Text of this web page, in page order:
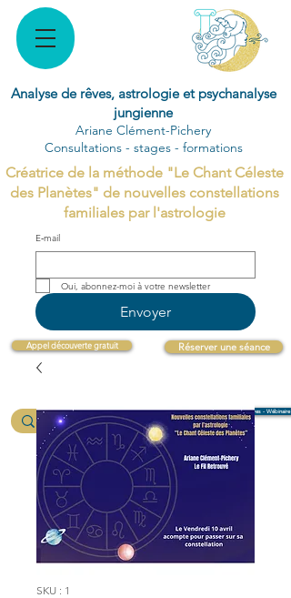
Analyse de rêves, astrologie et psychanalyse
jungienne
Ariane Clément-Pichery
Consultations - stages - formations
Créatrice de la méthode "Le Chant Céleste
des Planètes" de nouvelles constellations
familiales par l'astrologie
E‑mail
Envoyer
Appel découverte gratuit Réserver une séance
Formation psychanalyse jungienne / rêves - Wébinaire
Me suivre
SKU : 1